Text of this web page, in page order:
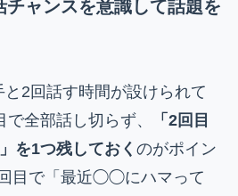
ャンスを意識して話題を
2回話す時間が設けられて
全部話し切らず、
「2回目
を1つ残しておく のがポイン
目で「最近◯◯にハマって